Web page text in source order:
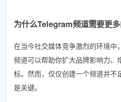
为什么Telegram频道需要更多
在当今社交媒体竞争激烈的环境中
频道可以帮助你扩大品牌影响力、
标。然而，仅仅创建一个频道并不
是关键。